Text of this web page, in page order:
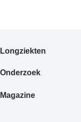
Primair
Longziekten
Onderzoek
Magazine